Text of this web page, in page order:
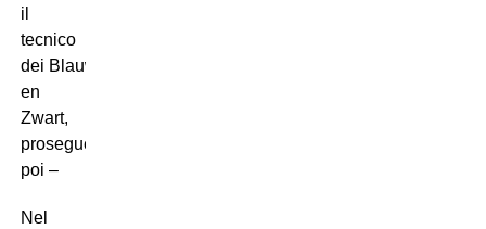
il
tecnico
dei Blauw
en
Zwart,
proseguendo
poi –
Nel